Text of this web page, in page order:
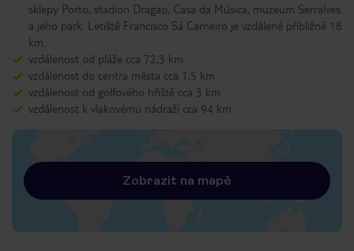
sklepy Porto, stadion Dragao, Casa da Música, muzeum Serralves
a jeho park. Letiště Francisco Sá Carneiro je vzdálené přibližně 18
km.
vzdálenost od pláže cca 72,3 km
vzdálenost do centra města cca 1,5 km
vzdálenost od golfového hřiště cca 3 km
vzdálenost k vlakovému nádraží cca 94 km
Zobrazit na mapě